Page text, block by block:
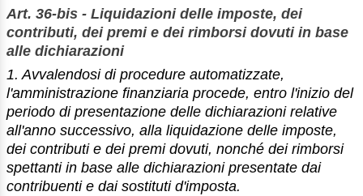
Art. 36-bis - Liquidazioni delle imposte, dei
contributi, dei premi e dei rimborsi dovuti in base
alle dichiarazioni
1. Avvalendosi di procedure automatizzate,
l'amministrazione finanziaria procede, entro l'inizio del
periodo di presentazione delle dichiarazioni relative
all'anno successivo, alla liquidazione delle imposte,
dei contributi e dei premi dovuti, nonché dei rimborsi
spettanti in base alle dichiarazioni presentate dai
contribuenti e dai sostituti d'imposta.